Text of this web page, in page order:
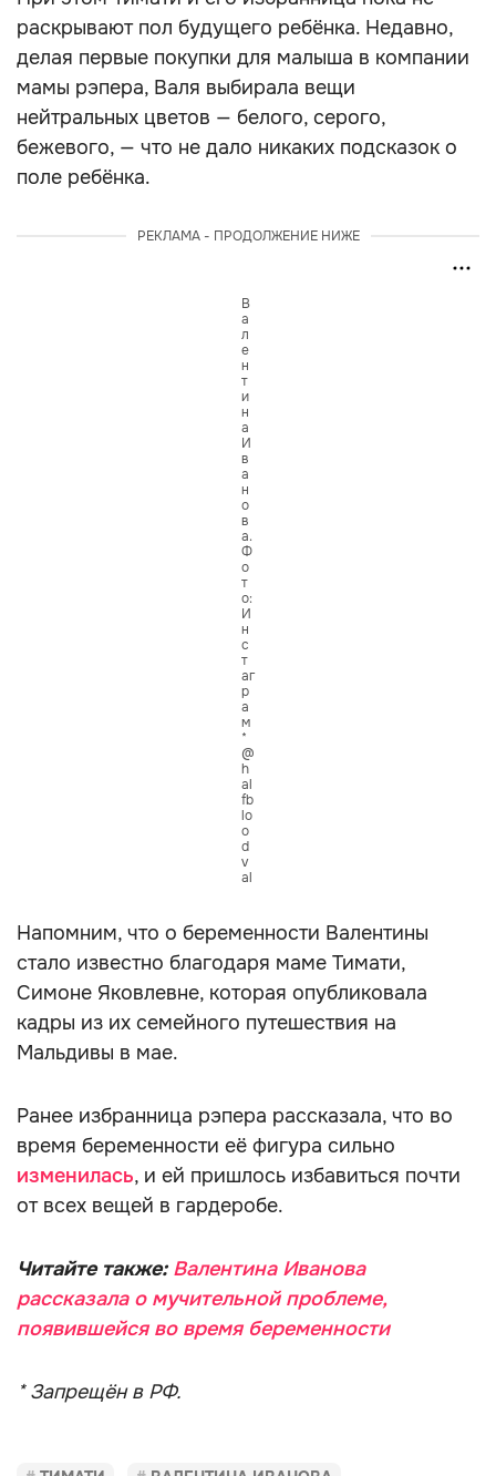
раскрывают пол будущего ребёнка. Недавно,
делая первые покупки для малыша в компании
мамы рэпера, Валя выбирала вещи
нейтральных цветов — белого, серого,
бежевого, — что не дало никаких подсказок о
поле ребёнка.
РЕКЛАМА - ПРОДОЛЖЕНИЕ НИЖЕ
В
а
л
е
н
т
и
н
а
И
в
а
н
о
в
а.
Ф
о
т
о:
И
н
с
т
аг
р
а
м
*
@
h
al
fb
lo
o
d
v
al
Напомним, что о беременности Валентины
стало известно благодаря маме Тимати,
Симоне Яковлевне, которая опубликовала
кадры из их семейного путешествия на
Мальдивы в мае.
Ранее избранница рэпера рассказала, что во
время беременности её фигура сильно
изменилась, и ей пришлось избавиться почти
от всех вещей в гардеробе.
Читайте также: Валентина Иванова
рассказала о мучительной проблеме,
появившейся во время беременности
* Запрещён в РФ.